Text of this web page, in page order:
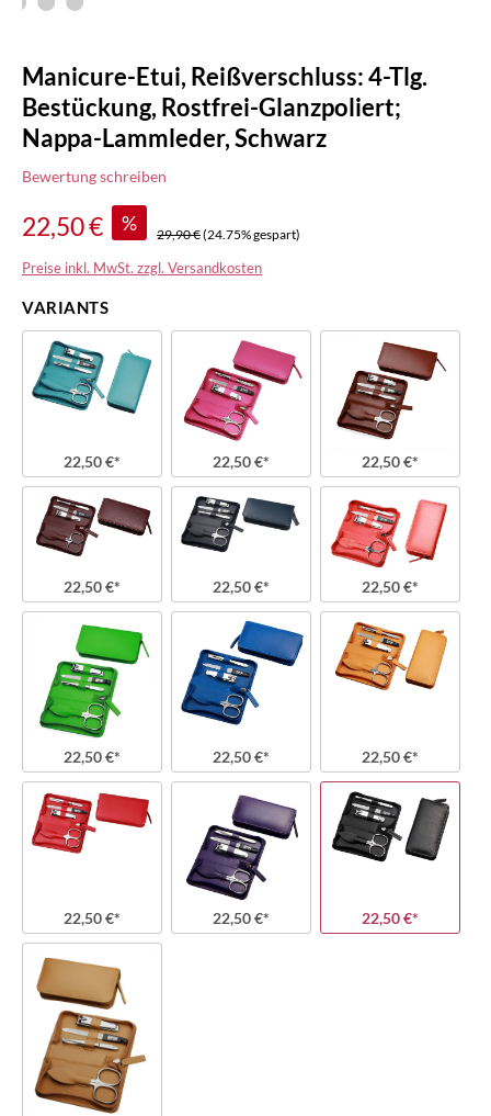
Manicure-Etui, Reißverschluss: 4-Tlg.
Bestückung, Rostfrei-Glanzpoliert;
Nappa-Lammleder, Schwarz
Bewertung schreiben
22,50 € % 29,90 €(24.75% gespart)
Preise inkl. MwSt. zzgl. Versandkosten
VARIANTS
22,50 €* 22,50 €* 22,50 €*
22,50 €* 22,50 €* 22,50 €*
22,50 €* 22,50 €* 22,50 €*
22,50 €* 22,50 €* 22,50 €*